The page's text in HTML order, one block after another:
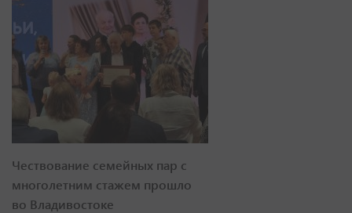
Чествование семейных пар с
многолетним стажем прошло
во Владивостоке